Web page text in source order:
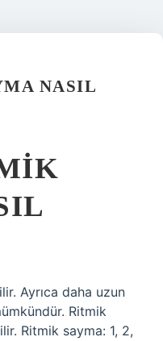
NASIL
Ayrıca daha uzun
Ritmik
Ritmik sayma: 1, 2,